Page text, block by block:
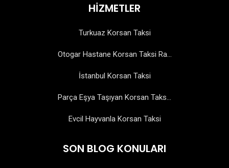
HİZMETLER
Turkuaz Korsan Taksi
Otogar Hastane Korsan Taksi Ra...
İstanbul Korsan Taksi
Parça Eşya Taşıyan Korsan Taks...
Evcil Hayvanla Korsan Taksi
SON BLOG KONULARI